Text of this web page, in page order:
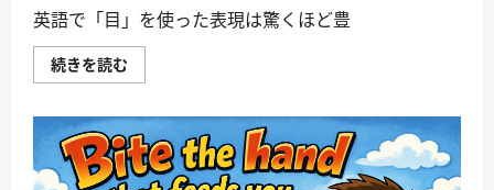
読
む
英語で「目」を使った表現は驚くほど豊
続きを読む
の
で
英
語
が